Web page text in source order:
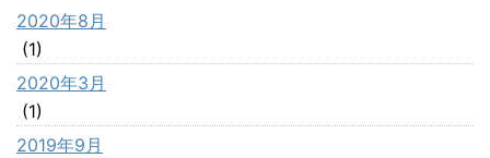
2020年8月
(1)
2020年3月
(1)
2019年9月